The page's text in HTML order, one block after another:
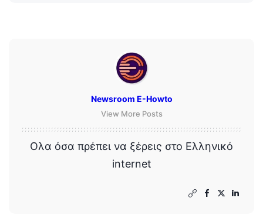
Newsroom E-Howto
View More Posts
Ολα όσα πρέπει να ξέρεις στο Ελληνικό
internet